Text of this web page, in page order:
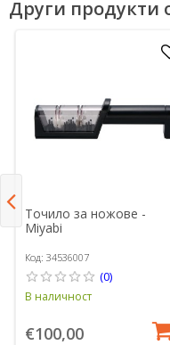
Други продукти
Точило за ножове -
Miyabi
Код: 34536007
(0)
В наличност
€100,00